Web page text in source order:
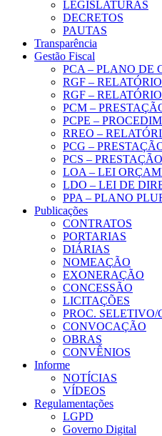
LEGISLATURAS
DECRETOS
PAUTAS
Transparência
Gestão Fiscal
PCA – PLANO DE
RGF –
RGF –
PCM –
PCPE –
RREO –
PCG –
PCS –
LOA – LEI
LDO – LEI DE
PPA – PLANO
Publicações
CONTRATOS
PORTARIAS
DIÁRIAS
NOMEAÇÃO
EXONERAÇÃO
CONCESSÃO
LICITAÇÕES
PROC. SELETIVO/
CONVOCAÇÃO
OBRAS
CONVÊNIOS
Informe
NOTÍCIAS
VÍDEOS
Regulamentações
LGPD
Governo Digital